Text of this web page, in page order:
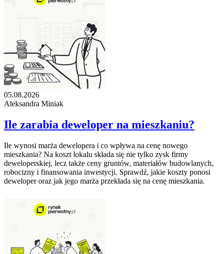
05.08.2026
Aleksandra Miniak
Ile zarabia deweloper na mieszkaniu?
Ile wynosi marża dewelopera i co wpływa na cenę nowego
mieszkania? Na koszt lokalu składa się nie tylko zysk firmy
deweloperskiej, lecz także ceny gruntów, materiałów budowlanych,
robocizny i finansowania inwestycji. Sprawdź, jakie koszty ponosi
deweloper oraz jak jego marża przekłada się na cenę mieszkania.